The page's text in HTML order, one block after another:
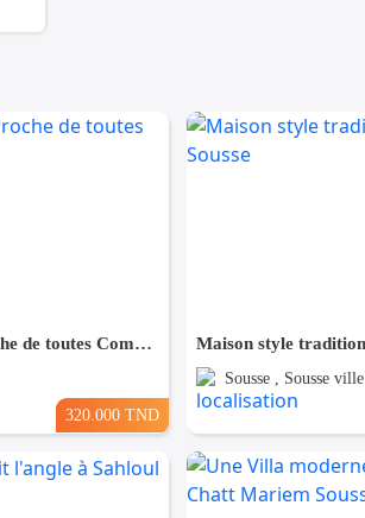
Maison à Hergla, Proche de toutes Commodités
320.000 TND
Sousse , Sousse ville